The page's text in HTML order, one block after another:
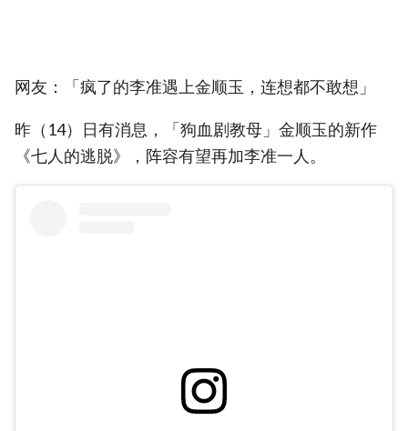
网友：「疯了的李准遇上金顺玉，连想都不敢想」
昨（14）日有消息，「狗血剧教母」金顺玉的新作
《七人的逃脱》，阵容有望再加李准一人。